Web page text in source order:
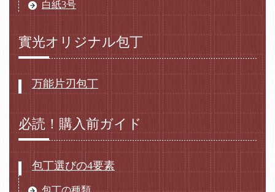
白紙3号
實光オリジナル包丁
万能片刃包丁
必読！購入前ガイド
包丁選びの4要素